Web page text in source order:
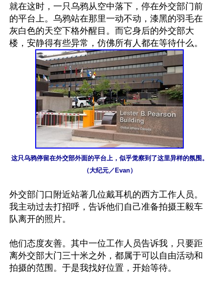
就在这时，一只乌鸦从空中落下，停在外交部门前
的平台上。乌鸦站在那里一动不动，漆黑的羽毛在
灰白色的天空下格外醒目。而它身后的外交部大
这只乌鸦停留在外交部外面的平台上，似乎觉察到了这里异样的氛围。
（大纪元／Evan）
外交部门口附近站著几位戴耳机的西方工作人员。
我主动过去打招呼，告诉他们自己准备拍摄王毅车
队离开的照片。
他们态度友善。其中一位工作人员告诉我，只要距
离外交部大门三十米之外，都属于可以自由活动和
拍摄的范围。于是我找好位置，开始等待。